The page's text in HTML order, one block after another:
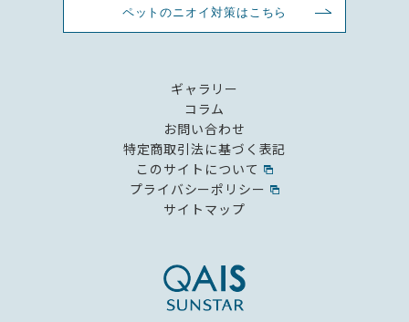
ペットのニオイ対策はこちら
ギャラリー
コラム
お問い合わせ
特定商取引法に基づく表記
このサイトについて
プライバシーポリシー
サイトマップ